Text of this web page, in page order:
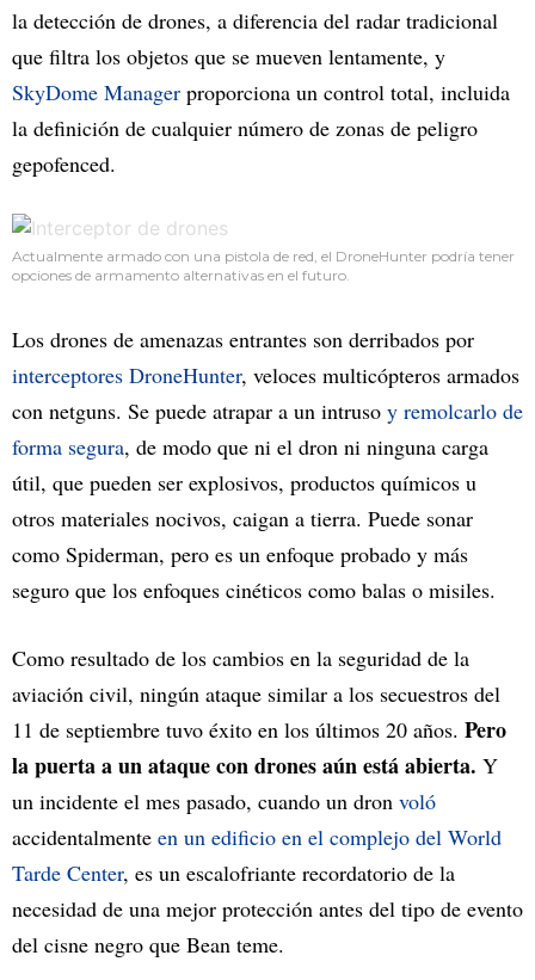
la detección de drones, a diferencia del radar tradicional
que filtra los objetos que se mueven lentamente, y
SkyDome Manager proporciona un control total, incluida
la definición de cualquier número de zonas de peligro
gepofenced.
Actualmente armado con una pistola de red, el DroneHunter podría tener
opciones de armamento alternativas en el futuro.
Los drones de amenazas entrantes son derribados por
interceptores DroneHunter, veloces multicópteros armados
con netguns. Se puede atrapar a un intruso y remolcarlo de
forma segura, de modo que ni el dron ni ninguna carga
útil, que pueden ser explosivos, productos químicos u
otros materiales nocivos, caigan a tierra. Puede sonar
como Spiderman, pero es un enfoque probado y más
seguro que los enfoques cinéticos como balas o misiles.
Como resultado de los cambios en la seguridad de la
aviación civil, ningún ataque similar a los secuestros del
11 de septiembre tuvo éxito en los últimos 20 años. Pero
la puerta a un ataque con drones aún está abierta. Y
un incidente el mes pasado, cuando un dron voló
accidentalmente en un edificio en el complejo del World
Tarde Center, es un escalofriante recordatorio de la
necesidad de una mejor protección antes del tipo de evento
del cisne negro que Bean teme.